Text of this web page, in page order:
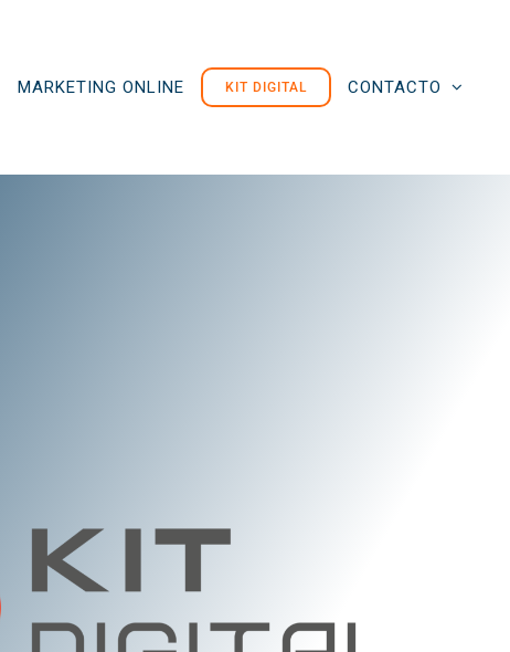
MARKETING ONLINE KIT DIGITAL CONTACTO